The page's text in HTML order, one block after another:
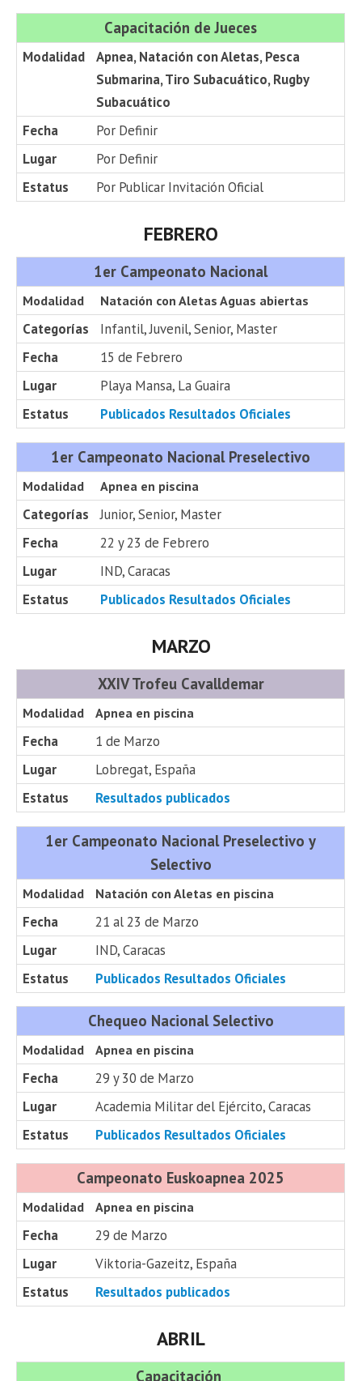
Capacitación de Jueces
Modalidad
Apnea, Natación con Aletas, Pesca
Submarina, Tiro Subacuático, Rugby
Subacuático
Fecha
Por Definir
Lugar
Por Definir
Estatus
Por Publicar Invitación Oficial
FEBRERO
1er Campeonato Nacional
Modalidad Natación con Aletas Aguas abiertas
Categorías
Infantil, Juvenil, Senior, Master
Fecha
15 de Febrero
Lugar
Playa Mansa, La Guaira
Estatus
Publicados Resultados Oficiales
1er Campeonato Nacional Preselectivo
Modalidad Apnea en piscina
Categorías
Junior, Senior, Master
Fecha
22 y 23 de Febrero
Lugar
IND, Caracas
Estatus
Publicados Resultados Oficiales
MARZO
XXIV Trofeu Cavalldemar
Modalidad Apnea en piscina
Fecha
1 de Marzo
Lugar
Lobregat, España
Estatus
Resultados publicados
1er Campeonato Nacional Preselectivo y
Selectivo
Modalidad Natación con Aletas en piscina
Fecha
21 al 23 de Marzo
Lugar
IND, Caracas
Estatus
Publicados Resultados Oficiales
Chequeo Nacional Selectivo
Modalidad Apnea en piscina
Fecha
29 y 30 de Marzo
Lugar
Academia Militar del Ejército, Caracas
Estatus
Publicados Resultados Oficiales
Campeonato Euskoapnea 2025
Modalidad Apnea en piscina
Fecha
29 de Marzo
Lugar
Viktoria-Gazeitz, España
Estatus
Resultados publicados
ABRIL
Capacitación